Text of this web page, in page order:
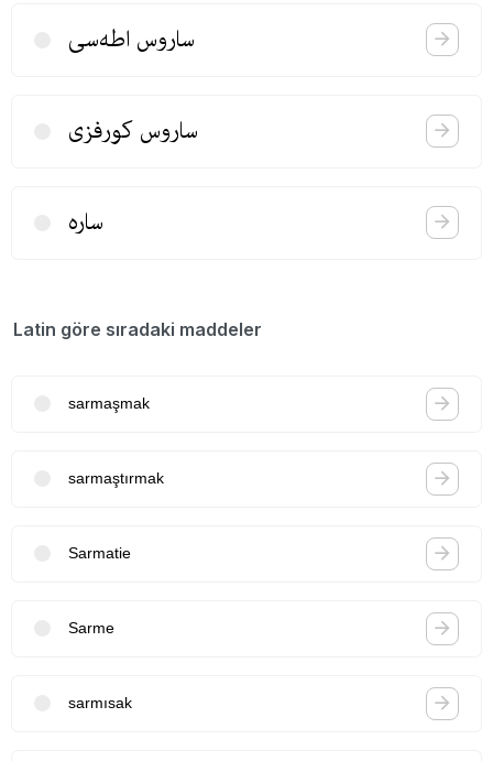
ساروس اطه‌سی
ساروس كورفزی
ساره
Latin göre sıradaki maddeler
sarmaşmak
sarmaştırmak
Sarmatie
Sarme
sarmısak